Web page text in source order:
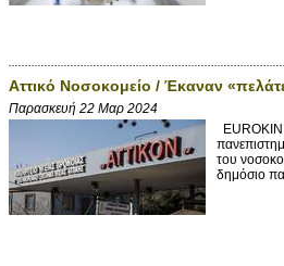
Αττικό Νοσοκομείο / Έκαναν
Παρασκευή 22 Μαρ 2024
του
δημόσιο